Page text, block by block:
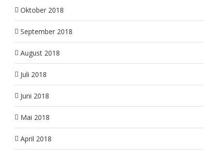
Oktober 2018
September 2018
August 2018
Juli 2018
Juni 2018
Mai 2018
April 2018